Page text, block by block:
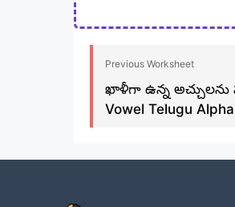
Previous Worksheet
ఖాళీగా ఉన్న అచ్చులను
Vowel Telugu